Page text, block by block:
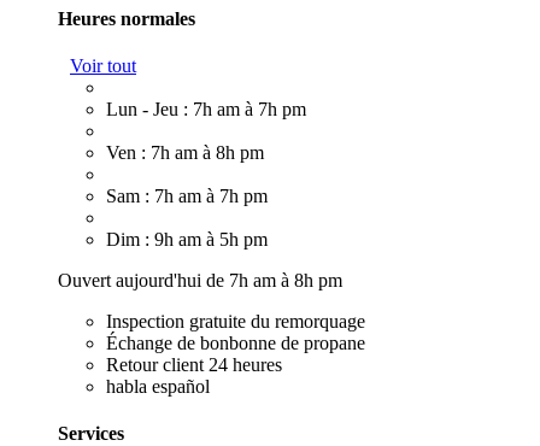
Heures normales
Voir tout
Lun - Jeu : 7h am à 7h pm
Ven : 7h am à 8h pm
Sam : 7h am à 7h pm
Dim : 9h am à 5h pm
Ouvert aujourd'hui de 7h am à 8h pm
Inspection gratuite du remorquage
Échange de bonbonne de propane
Retour client 24 heures
habla español
Services